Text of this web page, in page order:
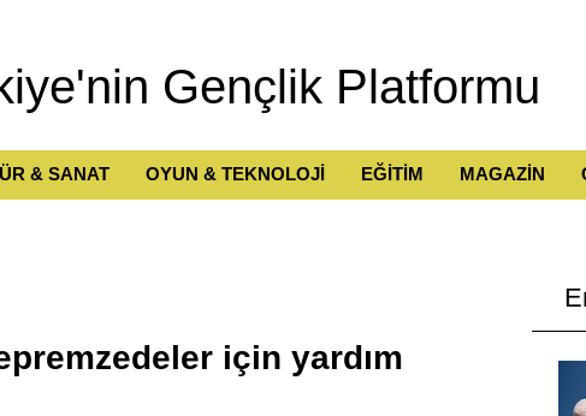
Gençlik Platformu
& SANAT OYUN & TEKNOLOJİ EĞİTİM MAGAZİN
için yardım